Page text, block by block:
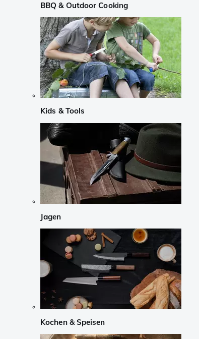
BBQ & Outdoor Cooking
Kids & Tools
Jagen
Kochen & Speisen